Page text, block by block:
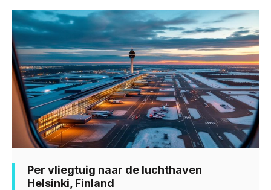
k p m
Per vliegtuig naar de luchthaven
Helsinki, Finland